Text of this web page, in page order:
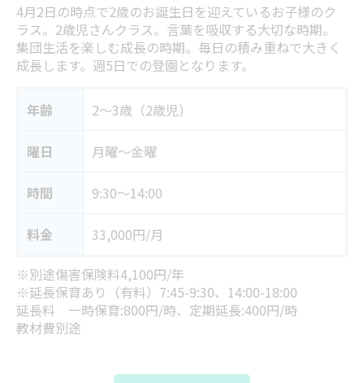
4月2日の時点で2歳のお誕生日を迎えているお子様のク
ラス。2歳児さんクラス。言葉を吸収する大切な時期。
集団生活を楽しむ成長の時期。毎日の積み重ねで大きく
成長します。週5日での登園となります。
年齢 2～3歳（2歳児）
曜日 月曜～金曜
時間 9:30～14:00
料金 33,000円/月
※別途傷害保険料4,100円/年
※延長保育あり（有料）7:45-9:30、14:00-18:00
延長料 一時保育:800円/時、定期延長:400円/時
教材費別途